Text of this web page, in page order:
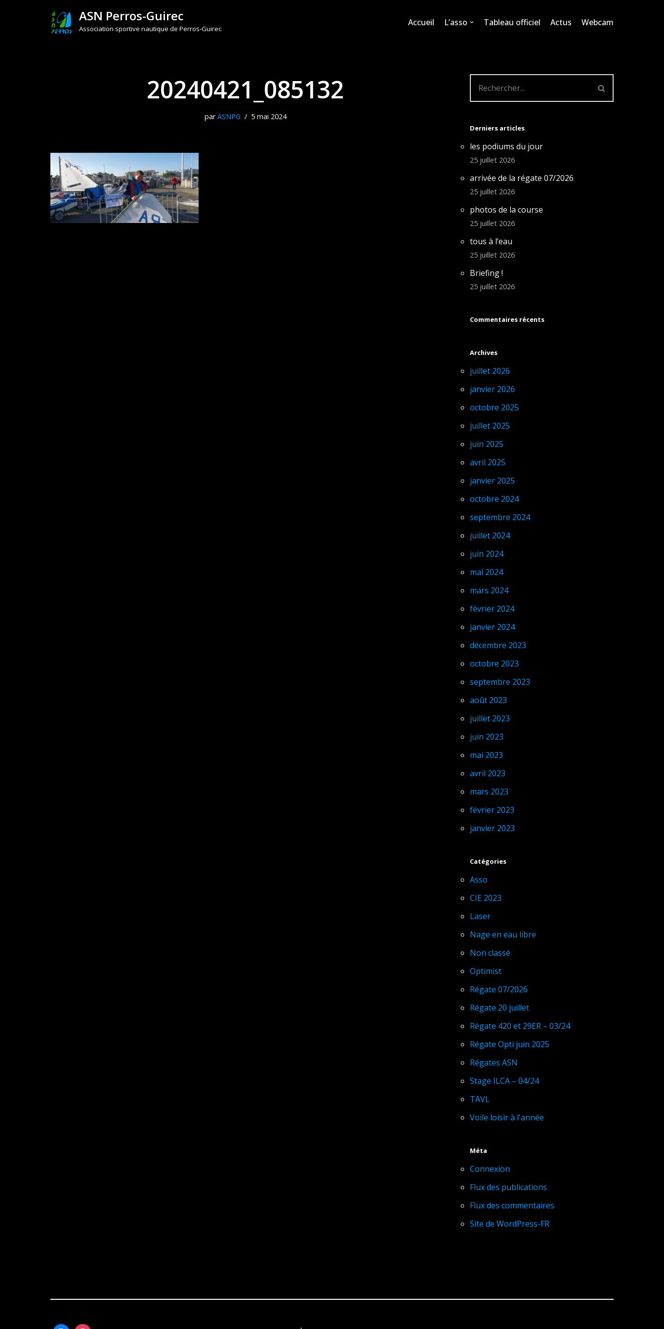
ASN Perros-Guirec
Association sportive nautique de Perros-Guirec
Accueil L’asso Tableau officiel Actus Webcam
20240421_085132
parASNPG 5 mai 2024
Derniers articles
les podiums du jour
25 juillet 2026
arrivée de la régate 07/2026
25 juillet 2026
photos de la course
25 juillet 2026
tous à l’eau
25 juillet 2026
Briefing !
25 juillet 2026
Commentaires récents
Archives
juillet 2026
janvier 2026
octobre 2025
juillet 2025
juin 2025
avril 2025
janvier 2025
octobre 2024
septembre 2024
juillet 2024
juin 2024
mai 2024
mars 2024
février 2024
janvier 2024
décembre 2023
octobre 2023
septembre 2023
août 2023
juillet 2023
juin 2023
mai 2023
avril 2023
mars 2023
février 2023
janvier 2023
Catégories
Asso
CIE 2023
Laser
Nage en eau libre
Non classé
Optimist
Régate 07/2026
Régate 20 juillet
Régate 420 et 29ER – 03/24
Régate Opti juin 2025
Régates ASN
Stage ILCA – 04/24
TAVL
Voile loisir à l'année
Méta
Connexion
Flux des publications
Flux des commentaires
Site de WordPress-FR